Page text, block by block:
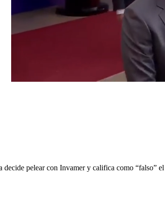
decide pelear con Invamer y califica como “falso”